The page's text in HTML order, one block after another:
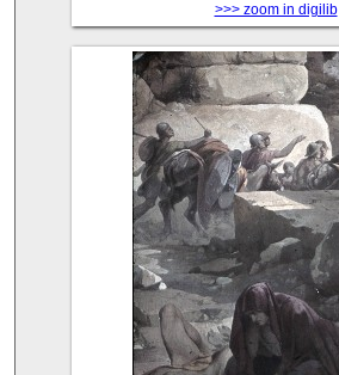
>>> zoom in digilib